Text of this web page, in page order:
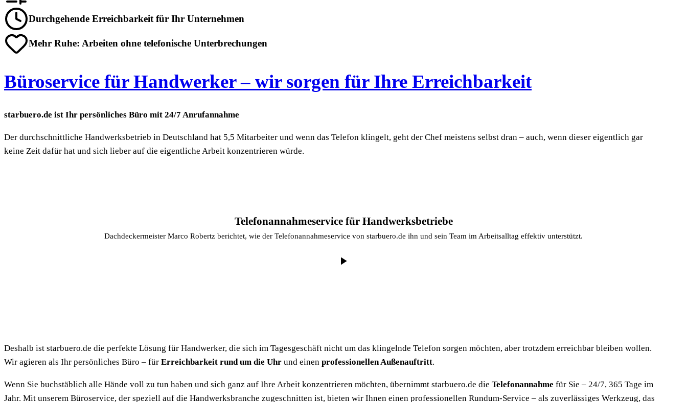
Durchgehende Erreichbarkeit für Ihr Unternehmen
Mehr Ruhe: Arbeiten ohne telefonische Unterbrechungen
Büroservice für Handwerker – wir sorgen für Ihre Erreichbarkeit
starbuero.de ist Ihr persönliches Büro mit 24/7 Anrufannahme
Der durchschnittliche Handwerksbetrieb in Deutschland hat 5,5 Mitarbeiter und wenn das Telefon klingelt, geht der Chef meistens selbst dran – auch, wenn dieser eigentlich gar
keine Zeit dafür hat und sich lieber auf die eigentliche Arbeit konzentrieren würde.
Telefonannahmeservice für Handwerksbetriebe
Dachdeckermeister Marco Robertz berichtet, wie der Telefonannahmeservice von starbuero.de ihn und sein Team im Arbeitsalltag effektiv unterstützt.
Deshalb ist starbuero.de die perfekte Lösung für Handwerker, die sich im Tagesgeschäft nicht um das klingelnde Telefon sorgen möchten, aber trotzdem erreichbar bleiben wollen.
Wir agieren als Ihr persönliches Büro – für Erreichbarkeit rund um die Uhr und einen professionellen Außenauftritt.
Wenn Sie buchstäblich alle Hände voll zu tun haben und sich ganz auf Ihre Arbeit konzentrieren möchten, übernimmt starbuero.de die Telefonannahme für Sie – 24/7, 365 Tage im
Jahr. Mit unserem Büroservice, der speziell auf die Handwerksbranche zugeschnitten ist, bieten wir Ihnen einen professionellen Rundum-Service – als zuverlässiges Werkzeug, das